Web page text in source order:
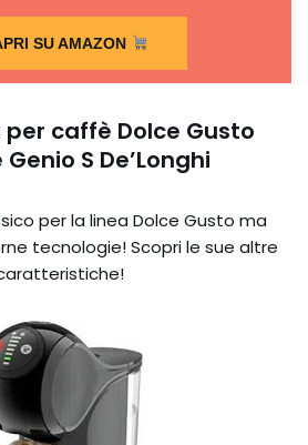
SU AMAZON
per caffè Dolce Gusto
S De’Longhi
per la linea Dolce Gusto ma
tecnologie! Scopri le sue altre